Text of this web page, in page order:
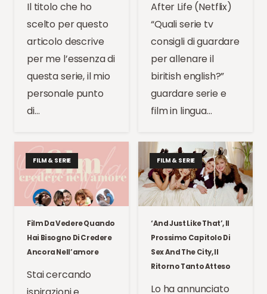
Il titolo che ho
scelto per questo
articolo descrive
per me l’essenza di
questa serie, il mio
personale punto
di…
After Life (Netflix)
“Quali serie tv
consigli di guardare
per allenare il
biritish english?”
guardare serie e
film in lingua…
FILM & SERIE
Film Da Vedere Quando
Hai Bisogno Di Credere
Ancora Nell’amore
Stai cercando
FILM & SERIE
‘And Just Like That’, Il
Prossimo Capitolo Di
Sex And The City, Il
Ritorno Tanto Atteso
Lo ha annunciato